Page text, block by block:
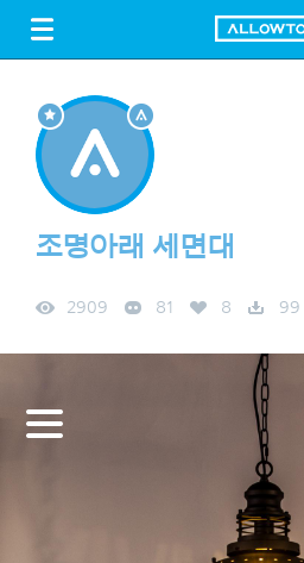
FREE DOWNLOAD
조명아래 세면대
2909 81 8 99